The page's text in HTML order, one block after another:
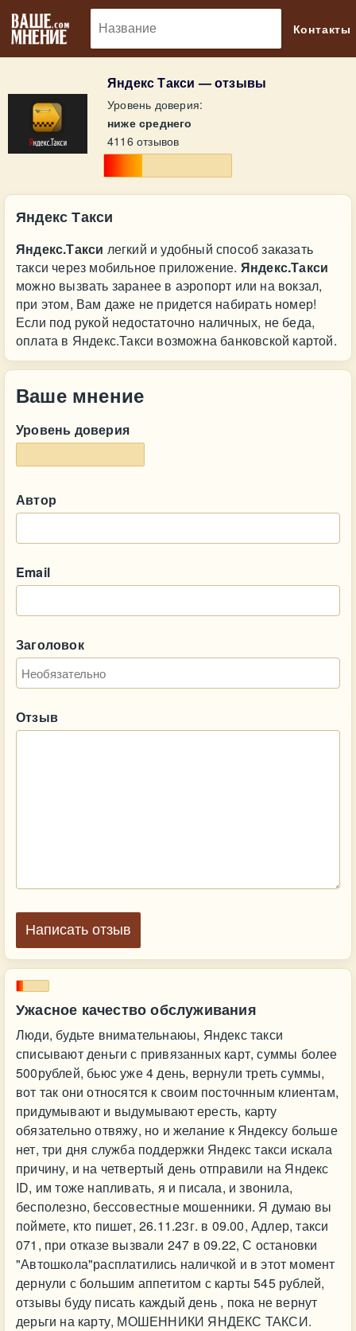
Контакты
Яндекс Такси — отзывы
Уровень доверия:
ниже среднего
4116 отзывов
Ужасное качество обслуживания
Люди, будьте внимательнаюы, Яндекс такси
списывают деньги с привязанных карт, суммы более
500рублей, бьюс уже 4 день, вернули треть суммы,
вот так они относятся к своим посточнным клиентам,
придумывают и выдумывают ересть, карту
обязательно отвяжу, но и желание к Яндексу больше
нет, три дня служба поддержки Яндекс такси искала
причину, и на четвертый день отправили на Яндекс
ID, им тоже напливать, я и писала, и звонила,
бесполезно, бессовестные мошенники. Я думаю вы
поймете, кто пишет, 26.11.23г. в 09.00, Адлер, такси
071, при отказе вызвали 247 в 09.22, С остановки
"Автошкола"расплатились наличкой и в этот момент
дернули с большим аппетитом с карты 545 рублей,
отзывы буду писать каждый день , пока не вернут
дерьги на карту, МОШЕННИКИ ЯНДЕКС ТАКСИ.
Яндекс Такси
Яндекс.Такси легкий и удобный способ заказать
такси через мобильное приложение. Яндекс.Такси
можно вызвать заранее в аэропорт или на вокзал,
при этом, Вам даже не придется набирать номер!
Если под рукой недостаточно наличных, не беда,
оплата в Яндекс.Такси возможна банковской картой.
Ваше мнение
Уровень доверия
Автор
Email
Заголовок
Отзыв
Написать отзыв